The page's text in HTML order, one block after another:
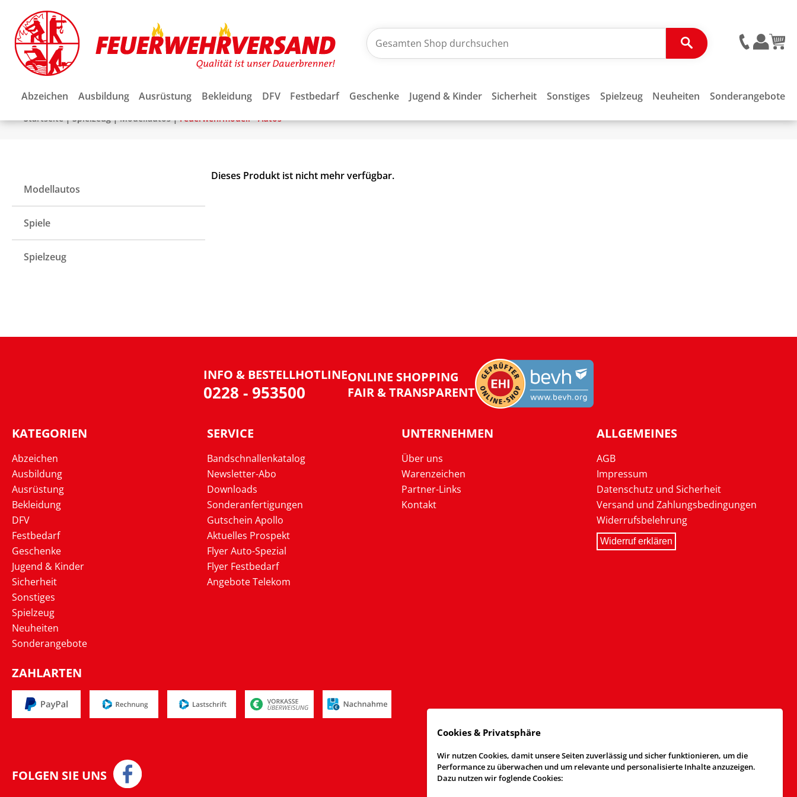
Abzeichen Ausbildung Ausrüstung Bekleidung DFV Festbedarf Geschenke Jugend & Kinder Sicherheit Sonstiges Spielzeug Neuheiten Sonderangebote
Startseite|Spielzeug|Modellautos|Feuerwehrmodell - Autos
Modellautos
Spiele
Spielzeug
Dieses Produkt ist nicht mehr verfügbar.
INFO & BESTELLHOTLINE
0228 - 953500
ONLINE SHOPPING
FAIR & TRANSPARENT
KATEGORIEN
Abzeichen
Ausbildung
Ausrüstung
Bekleidung
DFV
Festbedarf
Geschenke
Jugend & Kinder
Sicherheit
Sonstiges
Spielzeug
Neuheiten
Sonderangebote
SERVICE
Bandschnallenkatalog
Newsletter-Abo
Downloads
Sonderanfertigungen
Gutschein Apollo
Aktuelles Prospekt
Flyer Auto-Spezial
Flyer Festbedarf
Angebote Telekom
UNTERNEHMEN
Über uns
Warenzeichen
Partner-Links
Kontakt
ALLGEMEINES
AGB
Impressum
Datenschutz und Sicherheit
Versand und Zahlungsbedingungen
Widerrufsbelehrung
Widerruf erklären
ZAHLARTEN
FOLGEN SIE UNS
Cookies & Privatsphäre
Wir nutzen Cookies, damit unsere Seiten zuverlässig und sicher funktionieren, um die
Performance zu überwachen und um relevante und personalisierte Inhalte anzuzeigen.
Dazu nutzen wir foglende Cookies: